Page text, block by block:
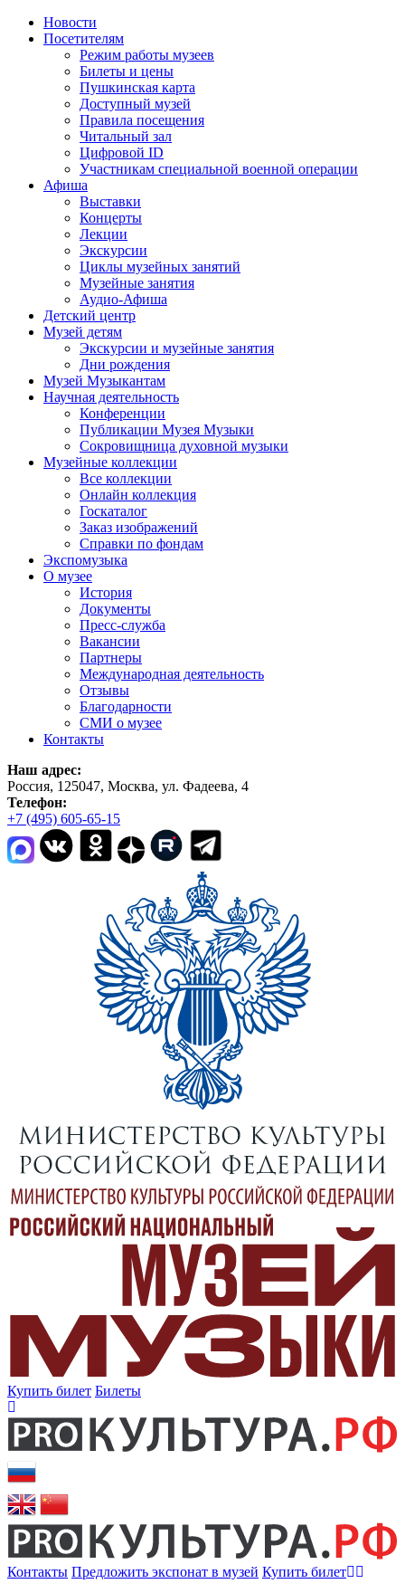
Новости
Посетителям
Режим работы музеев
Билеты и цены
Пушкинская карта
Доступный музей
Правила посещения
Читальный зал
Цифровой ID
Участникам специальной военной операции
Афиша
Выставки
Концерты
Лекции
Экскурсии
Циклы музейных занятий
Музейные занятия
Аудио-Афиша
Детский центр
Музей детям
Экскурсии и музейные занятия
Дни рождения
Музей Музыкантам
Научная деятельность
Конференции
Публикации Музея Музыки
Сокровищница духовной музыки
Музейные коллекции
Все коллекции
Онлайн коллекция
Госкаталог
Заказ изображений
Справки по фондам
Экспомузыка
О музее
История
Документы
Пресс-служба
Вакансии
Партнеры
Международная деятельность
Отзывы
Благодарности
СМИ о музее
Контакты
Наш адрес:
Россия, 125047, Москва, ул. Фадеева, 4
Телефон:
+7 (495) 605-65-15
Купить билет Билеты
Контакты Предложить экспонат в музей Купить билет